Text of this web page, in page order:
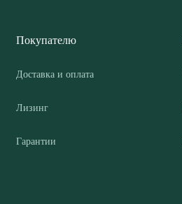
Покупателю
Доставка и оплата
Лизинг
Гарантии